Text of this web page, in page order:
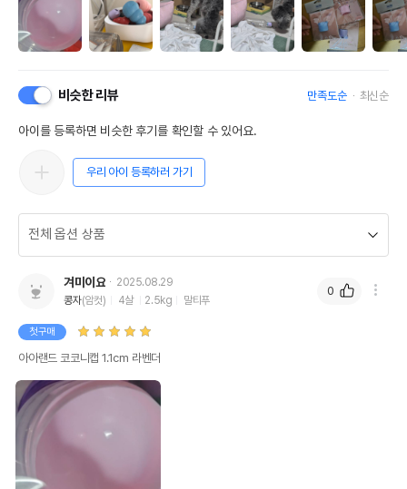
비슷한 리뷰 만족도순 최신순
아이를 등록하면 비슷한 후기를 확인할 수 있어요.
우리 아이 등록하러 가기
겨미이요
2025.08.29
콩자(암컷) 4살 2.5kg 말티푸
첫구매
아아랜드 코코니캡 1.1cm 라벤더
0